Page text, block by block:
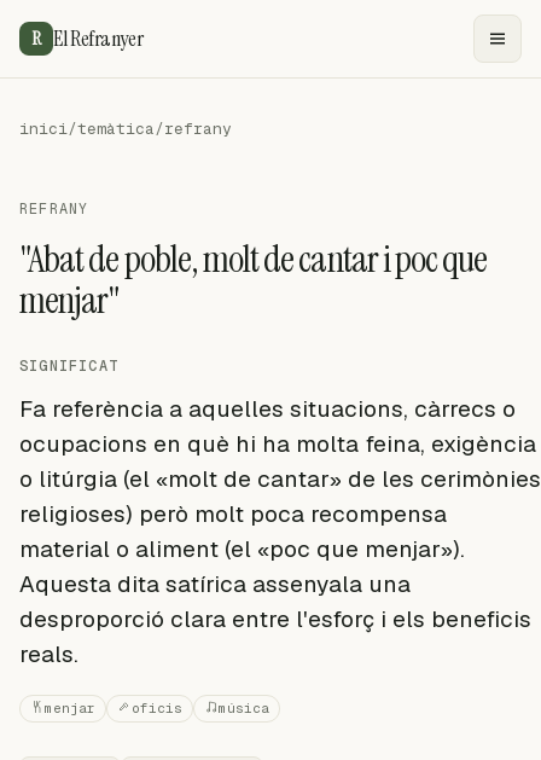
R El Refranyer
inici/temàtica/refrany
REFRANY
"Abat de poble, molt de cantar i poc que
menjar"
SIGNIFICAT
Fa referència a aquelles situacions, càrrecs o
ocupacions en què hi ha molta feina, exigència
o litúrgia (el «molt de cantar» de les cerimònies
religioses) però molt poca recompensa
material o aliment (el «poc que menjar»).
Aquesta dita satírica assenyala una
desproporció clara entre l'esforç i els beneficis
reals.
menjar oficis música